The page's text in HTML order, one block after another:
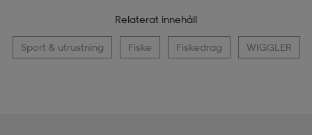
Relaterat innehåll
Sport & utrustning Fiske Fiskedrag WIGGLER